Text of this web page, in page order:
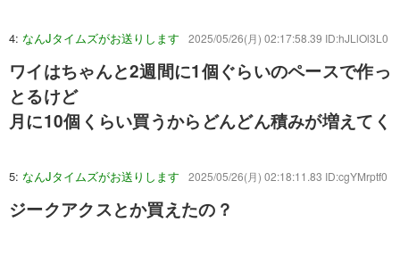
4: なんJタイムズがお送りします 2025/05/26(月) 02:17:58.39 ID:hJLlOl3L0
ワイはちゃんと2週間に1個ぐらいのペースで作っ
とるけど
月に10個くらい買うからどんどん積みが増えてく
5: なんJタイムズがお送りします 2025/05/26(月) 02:18:11.83 ID:cgYMrptf0
ジークアクスとか買えたの？